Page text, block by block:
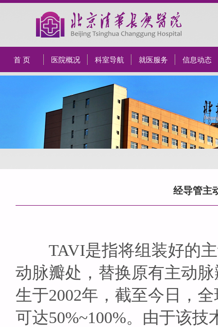
首 页 医院概况 科室导航 就医服务 信息动态
经导管主
TAVI是指将组装好的主
动脉瓣处，替换原有主动
生于2002年，截至今日，
可达50%~100%。由于该